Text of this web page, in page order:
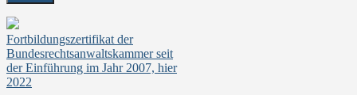
Fortbildungszertifikat der
Bundesrechtsanwaltskammer seit
der Einführung im Jahr 2007, hier
2022